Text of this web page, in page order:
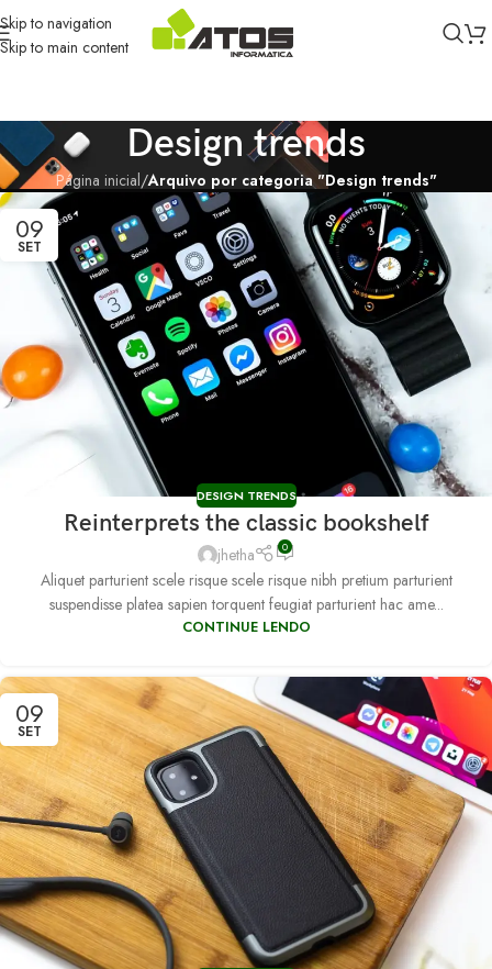
Skip to navigation
Skip to main content
Design trends
Página inicial/Arquivo por categoria "Design trends"
09
SET
DESIGN TRENDS
Reinterprets the classic bookshelf
jhetha 0
Aliquet parturient scele risque scele risque nibh pretium parturient
suspendisse platea sapien torquent feugiat parturient hac ame...
CONTINUE LENDO
09
SET